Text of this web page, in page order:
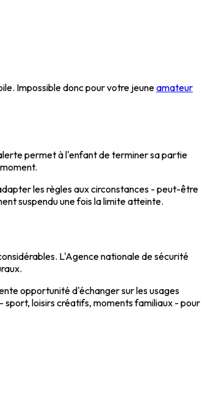
Impossible donc pour votre jeuneamateur
permet à l'enfant de terminer sa partie
les règles aux circonstances - peut-être
suspendu une fois la limite atteinte.
L'Agence nationale de sécurité
opportunité d'échanger sur les usages
sport, loisirs créatifs, moments familiaux - pour